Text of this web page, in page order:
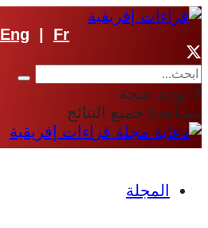
Eng Fr
لا توجد نتيجة
مشاهدة جميع النتائج
المجلة